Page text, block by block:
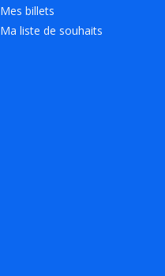
Mes billets
Ma liste de souhaits